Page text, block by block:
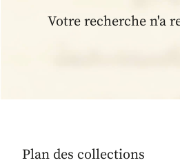
Votre recherche n'a
Plan des collections